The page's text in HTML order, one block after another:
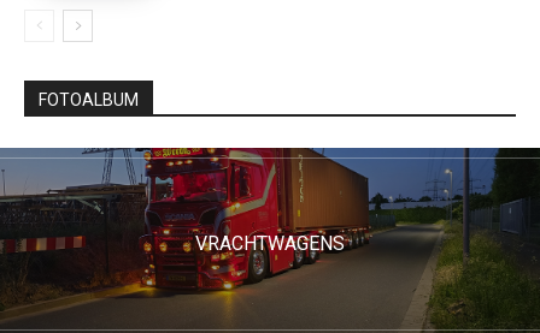
FOTOALBUM
VRACHTWAGENS